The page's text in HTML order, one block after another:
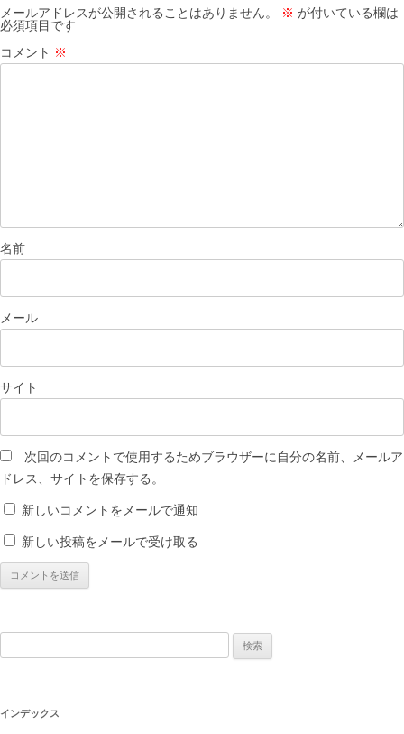
ン
メールアドレスが公開されることはありません。 ※ が付いている欄は
必須項目です
コメント ※
名前
メール
サイト
次回のコメントで使用するためブラウザーに自分の名前、メールア
ドレス、サイトを保存する。
新しいコメントをメールで通知
新しい投稿をメールで受け取る
インデックス